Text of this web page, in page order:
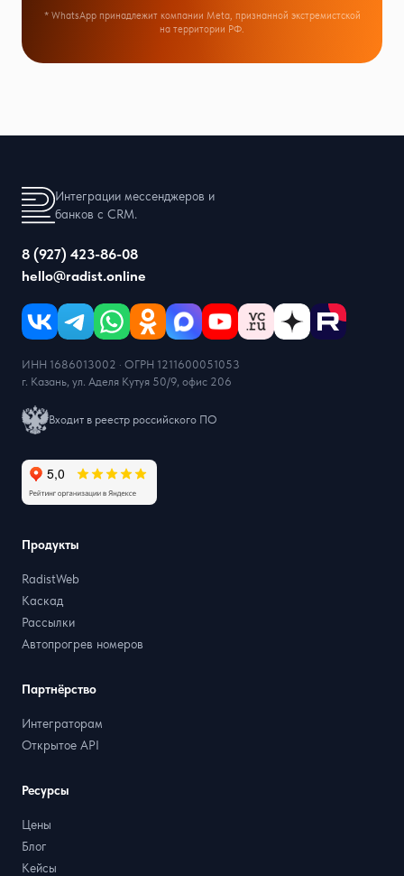
* WhatsApp принадлежит компании Meta, признанной экстремистской
на территории РФ.
Интеграции мессенджеров и
банков с CRM.
8 (927) 423-86-08
hello@radist.online
ИНН 1686013002 · ОГРН 1211600051053
г. Казань, ул. Аделя Кутуя 50/9, офис 206
Входит в реестр российского ПО
Продукты
RadistWeb
Каскад
Рассылки
Автопрогрев номеров
Партнёрство
Интеграторам
Открытое API
Ресурсы
Цены
Блог
Кейсы